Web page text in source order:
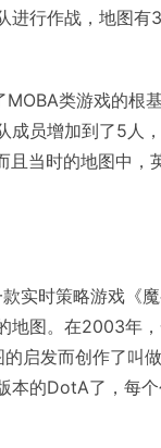
进行作战，地图
类游戏的根
成员增加到了5
且当时的地图中
实时策略游戏《
地图。在2003年
启发而创作了叫
本的DotA了，每